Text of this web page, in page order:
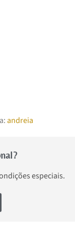
andreia
especiais.